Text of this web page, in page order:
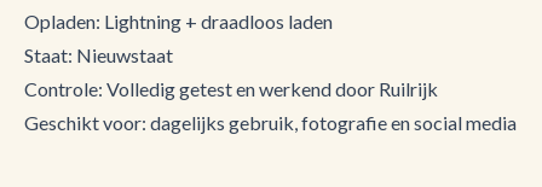
Opladen: Lightning + draadloos laden
Staat: Nieuwstaat
Controle: Volledig getest en werkend door Ruilrijk
Geschikt voor: dagelijks gebruik, fotografie en social media